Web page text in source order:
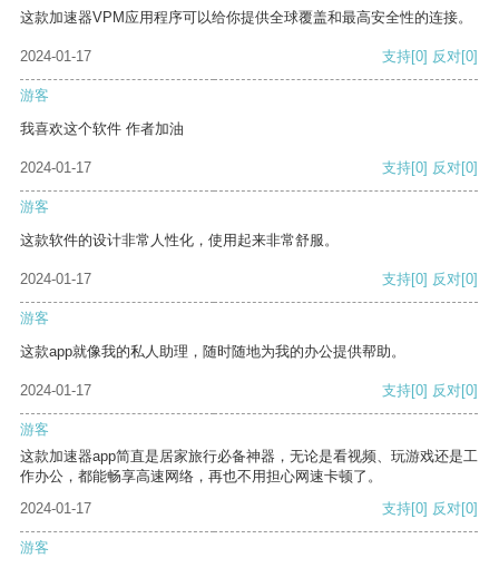
这款加速器VPM应用程序可以给你提供全球覆盖和最高安全性的连接。
2024-01-17 支持[0] 反对[0]
游客
我喜欢这个软件 作者加油
2024-01-17 支持[0] 反对[0]
游客
这款软件的设计非常人性化，使用起来非常舒服。
2024-01-17 支持[0] 反对[0]
游客
这款app就像我的私人助理，随时随地为我的办公提供帮助。
2024-01-17 支持[0] 反对[0]
游客
这款加速器app简直是居家旅行必备神器，无论是看视频、玩游戏还是工
作办公，都能畅享高速网络，再也不用担心网速卡顿了。
2024-01-17
支持[0] 反对[0]
游客